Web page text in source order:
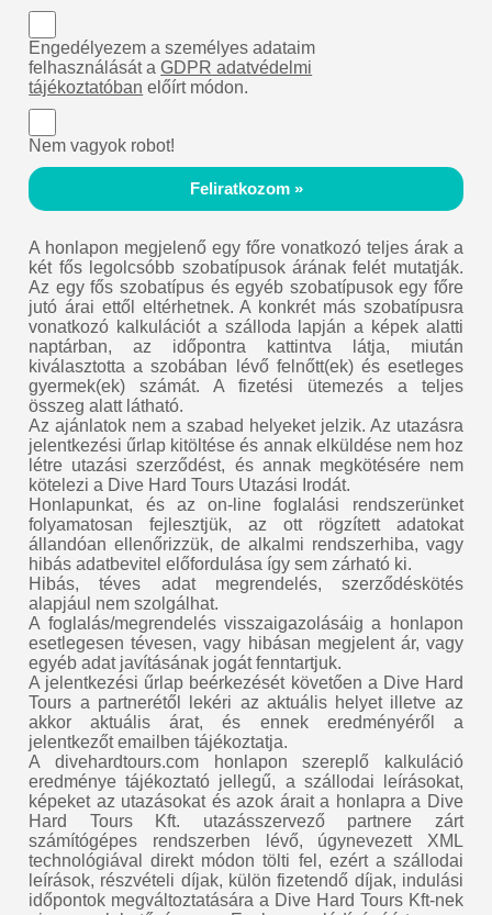
Engedélyezem a személyes adataim
felhasználását aGDPR adatvédelmi
tájékoztatóban előírt módon.
Nem vagyok robot!
Feliratkozom »
A honlapon megjelenő egy főre vonatkozó teljes árak a
két fős legolcsóbb szobatípusok árának felét mutatják.
Az egy fős szobatípus és egyéb szobatípusok egy főre
jutó árai ettől eltérhetnek. A konkrét más szobatípusra
vonatkozó kalkulációt a szálloda lapján a képek alatti
naptárban, az időpontra kattintva látja, miután
kiválasztotta a szobában lévő felnőtt(ek) és esetleges
gyermek(ek) számát. A fizetési ütemezés a teljes
összeg alatt látható.
Az ajánlatok nem a szabad helyeket jelzik. Az utazásra
jelentkezési űrlap kitöltése és annak elküldése nem hoz
létre utazási szerződést, és annak megkötésére nem
kötelezi a Dive Hard Tours Utazási Irodát.
Honlapunkat, és az on-line foglalási rendszerünket
folyamatosan fejlesztjük, az ott rögzített adatokat
állandóan ellenőrizzük, de alkalmi rendszerhiba, vagy
hibás adatbevitel előfordulása így sem zárható ki.
Hibás, téves adat megrendelés, szerződéskötés
alapjául nem szolgálhat.
A foglalás/megrendelés visszaigazolásáig a honlapon
esetlegesen tévesen, vagy hibásan megjelent ár, vagy
egyéb adat javításának jogát fenntartjuk.
A jelentkezési űrlap beérkezését követően a Dive Hard
Tours a partnerétől lekéri az aktuális helyet illetve az
akkor aktuális árat, és ennek eredményéről a
jelentkezőt emailben tájékoztatja.
A divehardtours.com honlapon szereplő kalkuláció
eredménye tájékoztató jellegű, a szállodai leírásokat,
képeket az utazásokat és azok árait a honlapra a Dive
Hard Tours Kft. utazásszervező partnere zárt
számítógépes rendszerben lévő, úgynevezett XML
technológiával direkt módon tölti fel, ezért a szállodai
leírások, részvételi díjak, külön fizetendő díjak, indulási
időpontok megváltoztatására a Dive Hard Tours Kft-nek